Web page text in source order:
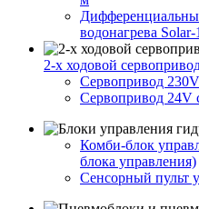
водонагрева Solar-1
2-х ходовой
Сервопривод
Сервопривод 24V
Комби-блок
блока управления)
Сенсорный пульт